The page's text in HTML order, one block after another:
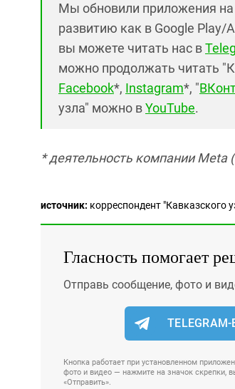
Мы обновили приложения на
развитию как в Google Play/
вы можете читать нас в
можно продолжать читать
Facebook*, Instagram*, "
узла" можно вYouTube.
* деятельность компании Meta
источник: корреспондент "Кавказского
Гласность помогает
Отправь сообщение, фото и
Кнопка работает при установленном
фото и видео — нажмите на значок скрепки,
«Отправить».